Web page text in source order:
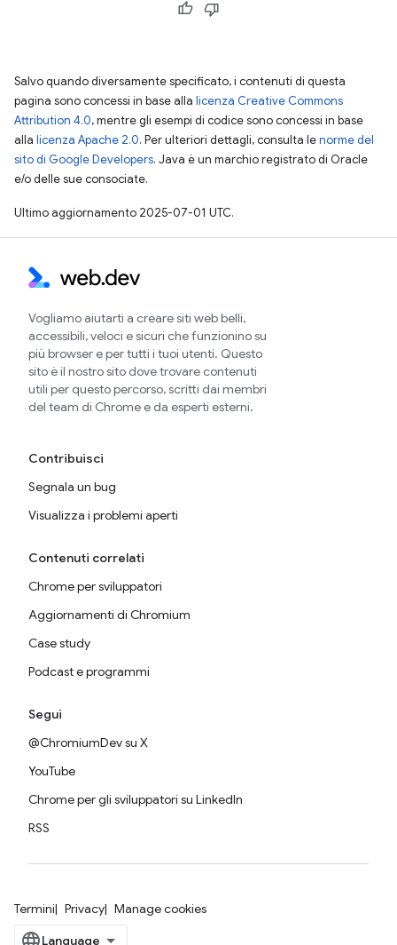
Salvo quando diversamente specificato, i contenuti di questa
pagina sono concessi in base alla licenza Creative Commons
Attribution 4.0, mentre gli esempi di codice sono concessi in base
alla licenza Apache 2.0. Per ulteriori dettagli, consulta lenorme del
sito di Google Developers. Java è un marchio registrato di Oracle
e/o delle sue consociate.
Ultimo aggiornamento 2025-07-01 UTC.
Vogliamo aiutarti a creare siti web belli,
accessibili, veloci e sicuri che funzionino su
più browser e per tutti i tuoi utenti. Questo
sito è il nostro sito dove trovare contenuti
utili per questo percorso, scritti dai membri
del team di Chrome e da esperti esterni.
Contribuisci
Segnala un bug
Visualizza i problemi aperti
Contenuti correlati
Chrome per sviluppatori
Aggiornamenti di Chromium
Case study
Podcast e programmi
Segui
@ChromiumDev su X
YouTube
Chrome per gli sviluppatori su LinkedIn
RSS
Termini Privacy Manage cookies